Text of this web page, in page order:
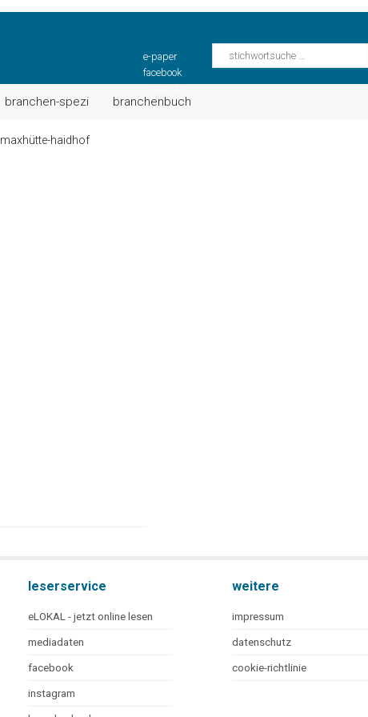
e-paper
facebook
branchen-spezi branchenbuch
maxhütte-haidhof
leserservice
eLOKAL - jetzt online lesen
mediadaten
facebook
instagram
weitere
impressum
datenschutz
cookie-richtlinie